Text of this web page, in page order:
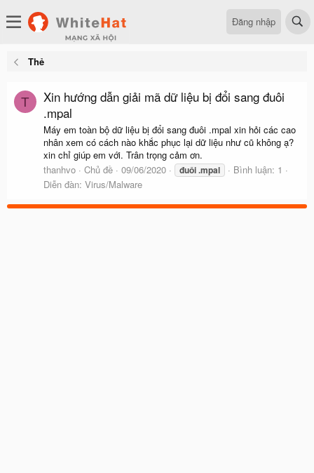
Đăng nhập
Thẻ
T
Xin hướng dẫn giải mã dữ liệu bị đổi sang đuôi
.mpal
Máy em toàn bộ dữ liệu bị đổi sang đuôi .mpal xin hỏi các cao
nhân xem có cách nào khắc phục lại dữ liệu như cũ không ạ?
xin chỉ giúp em với. Trân trọng cảm ơn.
thanhvo
Chủ đề 09/06/2020 đuôi.mpal
Bình luận: 1
Diễn đàn: Virus/Malware